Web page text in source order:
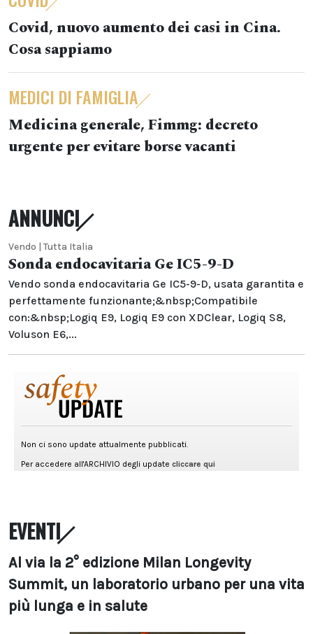
Covid, nuovo aumento dei casi in Cina.
Cosa sappiamo
MEDICI DI FAMIGLIA
Medicina generale, Fimmg: decreto
urgente per evitare borse vacanti
ANNUNCI
Vendo | Tutta Italia
Sonda endocavitaria Ge IC5-9-D
Vendo sonda endocavitaria Ge IC5-9-D, usata garantita e
perfettamente funzionante;&nbsp;Compatibile
con:&nbsp;Logiq E9, Logiq E9 con XDClear, Logiq S8,
Voluson E6,...
EVENTI
Al via la 2° edizione Milan Longevity
Summit, un laboratorio urbano per una vita
più lunga e in salute